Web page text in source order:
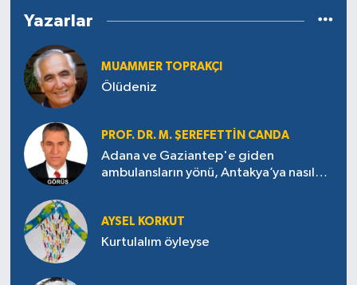
Yazarlar
MUAMMER TOPRAKÇI
Ölüdeniz
PROF. DR. M. ŞEREFETTIN CANDA
Adana ve Gaziantep'e giden
ambulansların yönü, Antakya’ya nasıl
AYSEL KORKUT
Kurtulalım öyleyse